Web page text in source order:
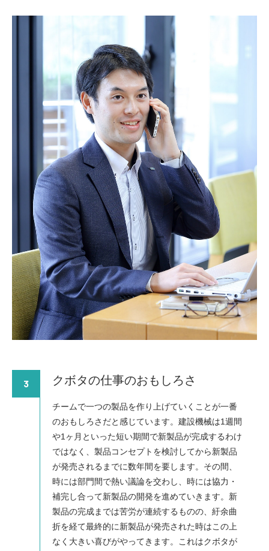
3 クボタの仕事のおもしろさ
チームで一つの製品を作り上げていくことが一番
のおもしろさだと感じています。建設機械は1週間
や1ヶ月といった短い期間で新製品が完成するわけ
ではなく、製品コンセプトを検討してから新製品
が発売されるまでに数年間を要します。その間、
時には部門間で熱い議論を交わし、時には協力・
補完し合って新製品の開発を進めていきます。新
製品の完成までは苦労が連続するものの、紆余曲
折を経て最終的に新製品が発売された時はこの上
なく大きい喜びがやってきます。これはクボタが